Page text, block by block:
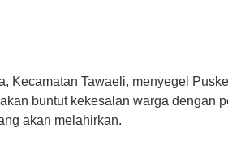
Kecamatan Tawaeli, menyegel
buntut kekesalan warga dengan
akan melahirkan.